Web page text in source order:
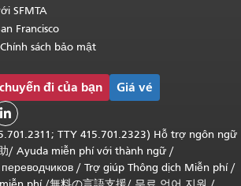
SFMTA
Francisco
sách bảo mật
đi của bạn Giá vé

TTY 415.701.2323) Hỗ trợ ngôn ngữ
/ Ayuda miễn phí với thành ngữ /
/ Trợ giúp Thông dịch Miễn phí/